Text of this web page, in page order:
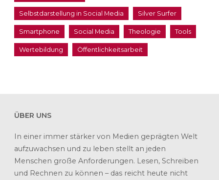
Selbstdarstellung in Social Media Silver Surfer
Smartphone Social Media Theologie Tools
Wertebildung Öffentlichkeitsarbeit
ÜBER UNS
In einer immer stärker von Medien geprägten Welt
aufzuwachsen und zu leben stellt an jeden
Menschen große Anforderungen. Lesen, Schreiben
und Rechnen zu können – das reicht heute nicht